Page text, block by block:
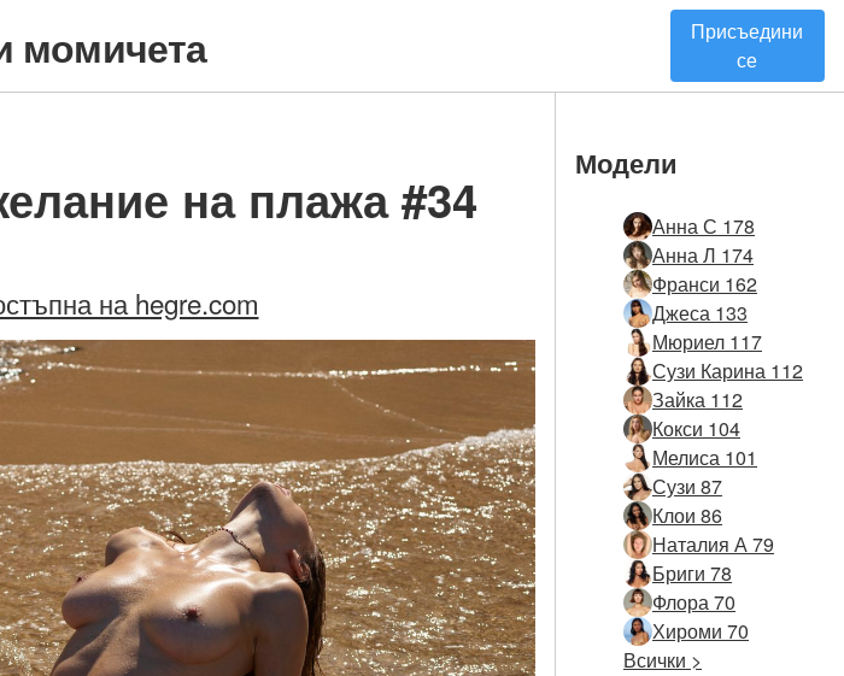
момичета
Присъедини
се
на плажа #34
на hegre.com
Модели
Анна С 178
Анна Л 174
Франси 162
Джеса 133
Мюриел 117
Сузи Карина 112
Зайка 112
Кокси 104
Мелиса 101
Сузи 87
Клои 86
Наталия А 79
Бриги 78
Флора 70
Хироми 70
Всички >